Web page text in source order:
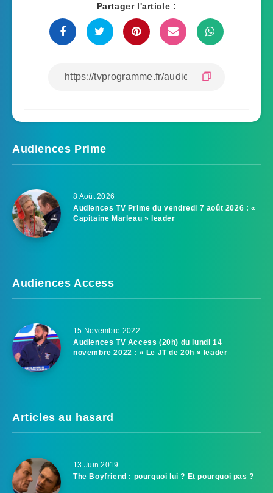
Partager l'article :
Audiences Prime
8 Août 2026
Audiences TV Prime du vendredi 7 août 2026 : «
Capitaine Marleau » leader
Audiences Access
15 Novembre 2022
Audiences TV Access (20h) du lundi 14
novembre 2022 : « Le JT de 20h » leader
Articles au hasard
13 Juin 2019
The Boyfriend : pourquoi lui ? Et pourquoi pas ?